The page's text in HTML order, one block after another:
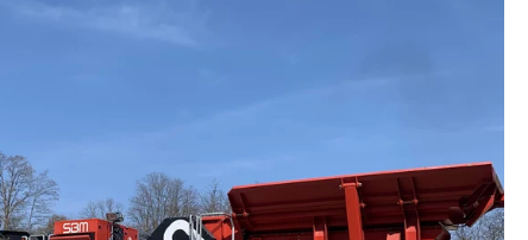
berendezések